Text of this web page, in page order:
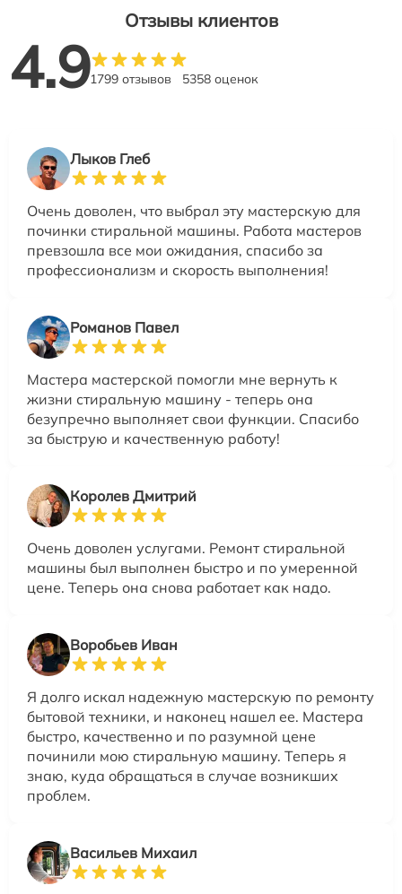
Отзывы клиентов
4.91799 отзывов 5358 оценок
Лыков Глеб
Очень доволен, что выбрал эту мастерскую для
починки стиральной машины. Работа мастеров
превзошла все мои ожидания, спасибо за
профессионализм и скорость выполнения!
Романов Павел
Мастера мастерской помогли мне вернуть к
жизни стиральную машину - теперь она
безупречно выполняет свои функции. Спасибо
за быструю и качественную работу!
Королев Дмитрий
Очень доволен услугами. Ремонт стиральной
машины был выполнен быстро и по умеренной
цене. Теперь она снова работает как надо.
Воробьев Иван
Я долго искал надежную мастерскую по ремонту
бытовой техники, и наконец нашел ее. Мастера
быстро, качественно и по разумной цене
починили мою стиральную машину. Теперь я
знаю, куда обращаться в случае возникших
проблем.
Васильев Михаил